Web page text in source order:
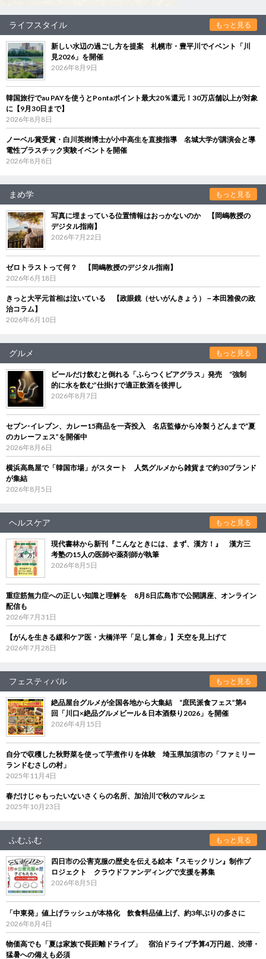
ライフスタイル もっと見る
新しい水辺の過ごし方を提案 札幌市・豊平川でイベント「川
見2026」を開催
2026年8月9日
韓国旅行でau PAYを使うとPontaポイント最大20％還元！30万店舗以上が対象
に【9月30日まで】
2026年8月8日
ノーベル賞受賞・白川英樹博士が小中高生を直接指導 名城大学が講演会と導
電性プラスチック実験イベントを開催
2026年8月8日
まめ学 もっと見る
写真に埋まっている位置情報はおっかないのか 【岡嶋教授の
デジタル指南】
2026年7月22日
ゼロトラストって何？ 【岡嶋教授のデジタル指南】
2026年6月18日
きっと大平元首相は泣いている 【政眼鏡（せいがんきょう）－本田雅俊の政
治コラム】
2026年6月10日
グルメ もっと見る
ビールだけ飲むと倒れる「ふらつくビアグラス」発売 “強制
的に水を飲む”仕掛けで適正飲酒を後押し
2026年8月7日
セブン‐イレブン、カレー15商品を一斉投入 名店監修から冷製うどんまで“夏
のカレーフェス”を開催中
2026年8月6日
横浜高島屋で「韓国市場」がスタート 人気グルメから雑貨まで約30ブランド
が集結
2026年8月5日
ヘルスケア もっと見る
現代書林から新刊『こんなときには、まず、漢方！』 漢方三
考塾の15人の医師や薬剤師が執筆
2026年8月5日
重症筋無力症への正しい知識と理解を 8月8日広島市で公開講座、オンライン
配信も
2026年7月31日
【がんを生きる緩和ケア医・大橋洋平「足し算命」】天空を見上げて
2026年7月28日
フェスティバル もっと見る
絶品屋台グルメが全国各地から大集結 “庶民派食フェス”第4
回「川口×絶品グルメビール＆日本酒祭り2026」を開催
2026年4月15日
自分で収穫した秋野菜を使って芋煮作りを体験 埼玉県加須市の「ファミリー
ランドむさしの村」
2025年11月4日
春だけじゃもったいないさくらの名所、加治川で秋のマルシェ
2025年10月23日
ふむふむ もっと見る
四日市の公害克服の歴史を伝える絵本『スモックリン』制作プ
ロジェクト クラウドファンディングで支援を募集
2026年8月5日
「中東発」値上げラッシュが本格化 飲食料品値上げ、約3年ぶりの多さに
2026年8月4日
物価高でも「夏は家族で長距離ドライブ」 宿泊ドライブ予算4万円超、渋滞・
猛暑への備えも必須